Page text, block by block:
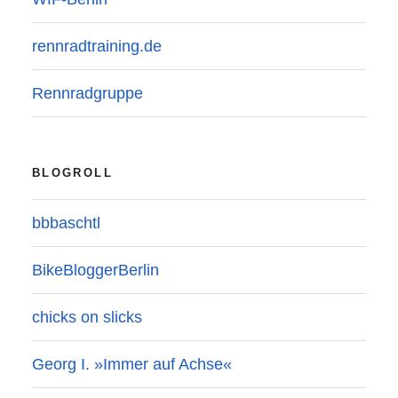
rennradtraining.de
Rennradgruppe
BLOGROLL
bbbaschtl
BikeBloggerBerlin
chicks on slicks
Georg I. »Immer auf Achse«